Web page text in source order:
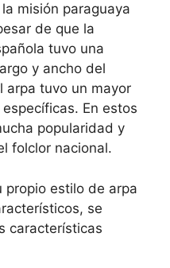
misión paraguaya
de que la
tuvo una
y ancho del
arpa tuvo un mayor
En estos
popularidad y
folclor nacional.
propio estilo de arpa
se
características